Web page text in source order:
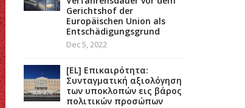
Gerichtshof der
Europäischen Union als
Entschädigungsgrund
Dec 5, 2022
[EL] Επικαιρότητα:
Συνταγματική αξιολόγηση
των υποκλοπών εις βάρος
πολιτικών προσώπων